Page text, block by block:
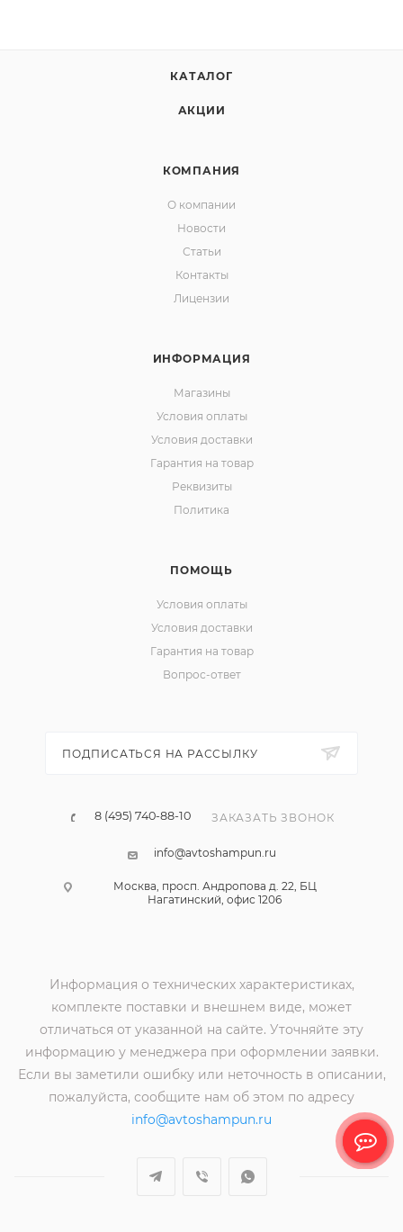
КАТАЛОГ
АКЦИИ
КОМПАНИЯ
О компании
Новости
Статьи
Контакты
Лицензии
ИНФОРМАЦИЯ
Магазины
Условия оплаты
Условия доставки
Гарантия на товар
Реквизиты
Политика
ПОМОЩЬ
Условия оплаты
Условия доставки
Гарантия на товар
Вопрос-ответ
ПОДПИСАТЬСЯ НА РАССЫЛКУ
8 (495) 740-88-10 ЗАКАЗАТЬ ЗВОНОК
info@avtoshampun.ru
Москва, просп. Андропова д. 22, БЦ
Нагатинский, офис 1206
Информация о технических характеристиках,
комплекте поставки и внешнем виде, может
отличаться от указанной на сайте. Уточняйте эту
информацию у менеджера при оформлении заявки.
Если вы заметили ошибку или неточность в описании,
пожалуйста, сообщите нам об этом по адресу
info@avtoshampun.ru